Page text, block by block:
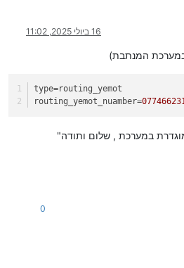
16 ביולי 2025, 11:02
המנתבת)
type=routing_yemot
routing_yemot_nuamber=
במערכת , שלום ותודה"
0